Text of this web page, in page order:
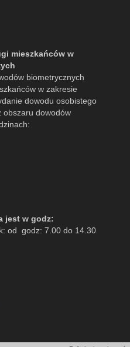
mieszkańców w
biometrycznych
w zakresie
dowodu osobistego
obszaru dowodów
jest w godz:
od godz: 7.00 do 14.30